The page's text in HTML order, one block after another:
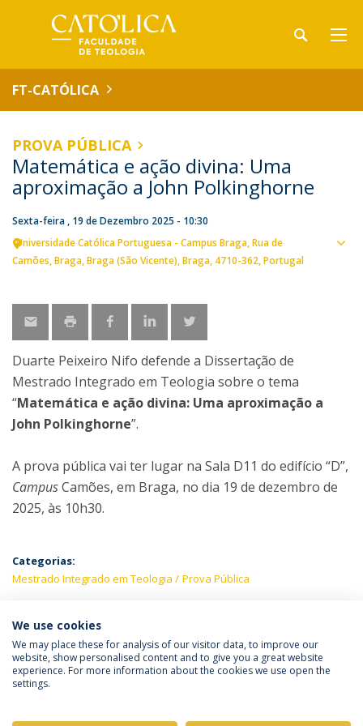
FT-CATÓLICA
PROVA PÚBLICA
Matemática e ação divina: Uma
aproximação a John Polkinghorne
Sexta-feira , 19 de Dezembro 2025 - 10:30
Universidade Católica Portuguesa - Campus Braga Rua de
Camões Braga Braga (São Vicente), Braga 4710-362 Portugal
Duarte Peixeiro Nifo defende a Dissertação de
Mestrado Integrado em Teologia sobre o tema
“Matemática e ação divina: Uma aproximação a
John Polkinghorne”.
A prova pública vai ter lugar na Sala D11 do edifício “D”,
CampusCamões, em Braga, no dia 19 de dezembro de
2025, às 10h30.
Categorias:
Mestrado Integrado em Teologia
Prova Pública
PRÓXIMOS EVENTOS
Política de Privacidade
Termos & Condições
We use cookies
We may place these for analysis of our visitor data, to improve our
website, show personalised content and to give you a great website
experience. For more information about the cookies we use open the
settings.